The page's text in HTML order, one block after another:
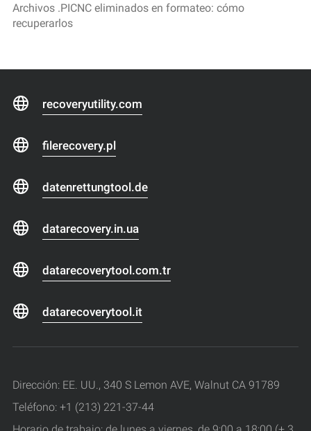
Archivos .PICNC eliminados en formateo: cómo
recuperarlos
recoveryutility.com
filerecovery.pl
datenrettungtool.de
datarecovery.in.ua
datarecoverytool.com.tr
datarecoverytool.it
Dirección: EE. UU., 340 S Lemon AVE, Walnut CA 91789
Teléfono: +1 (213) 221-37-44